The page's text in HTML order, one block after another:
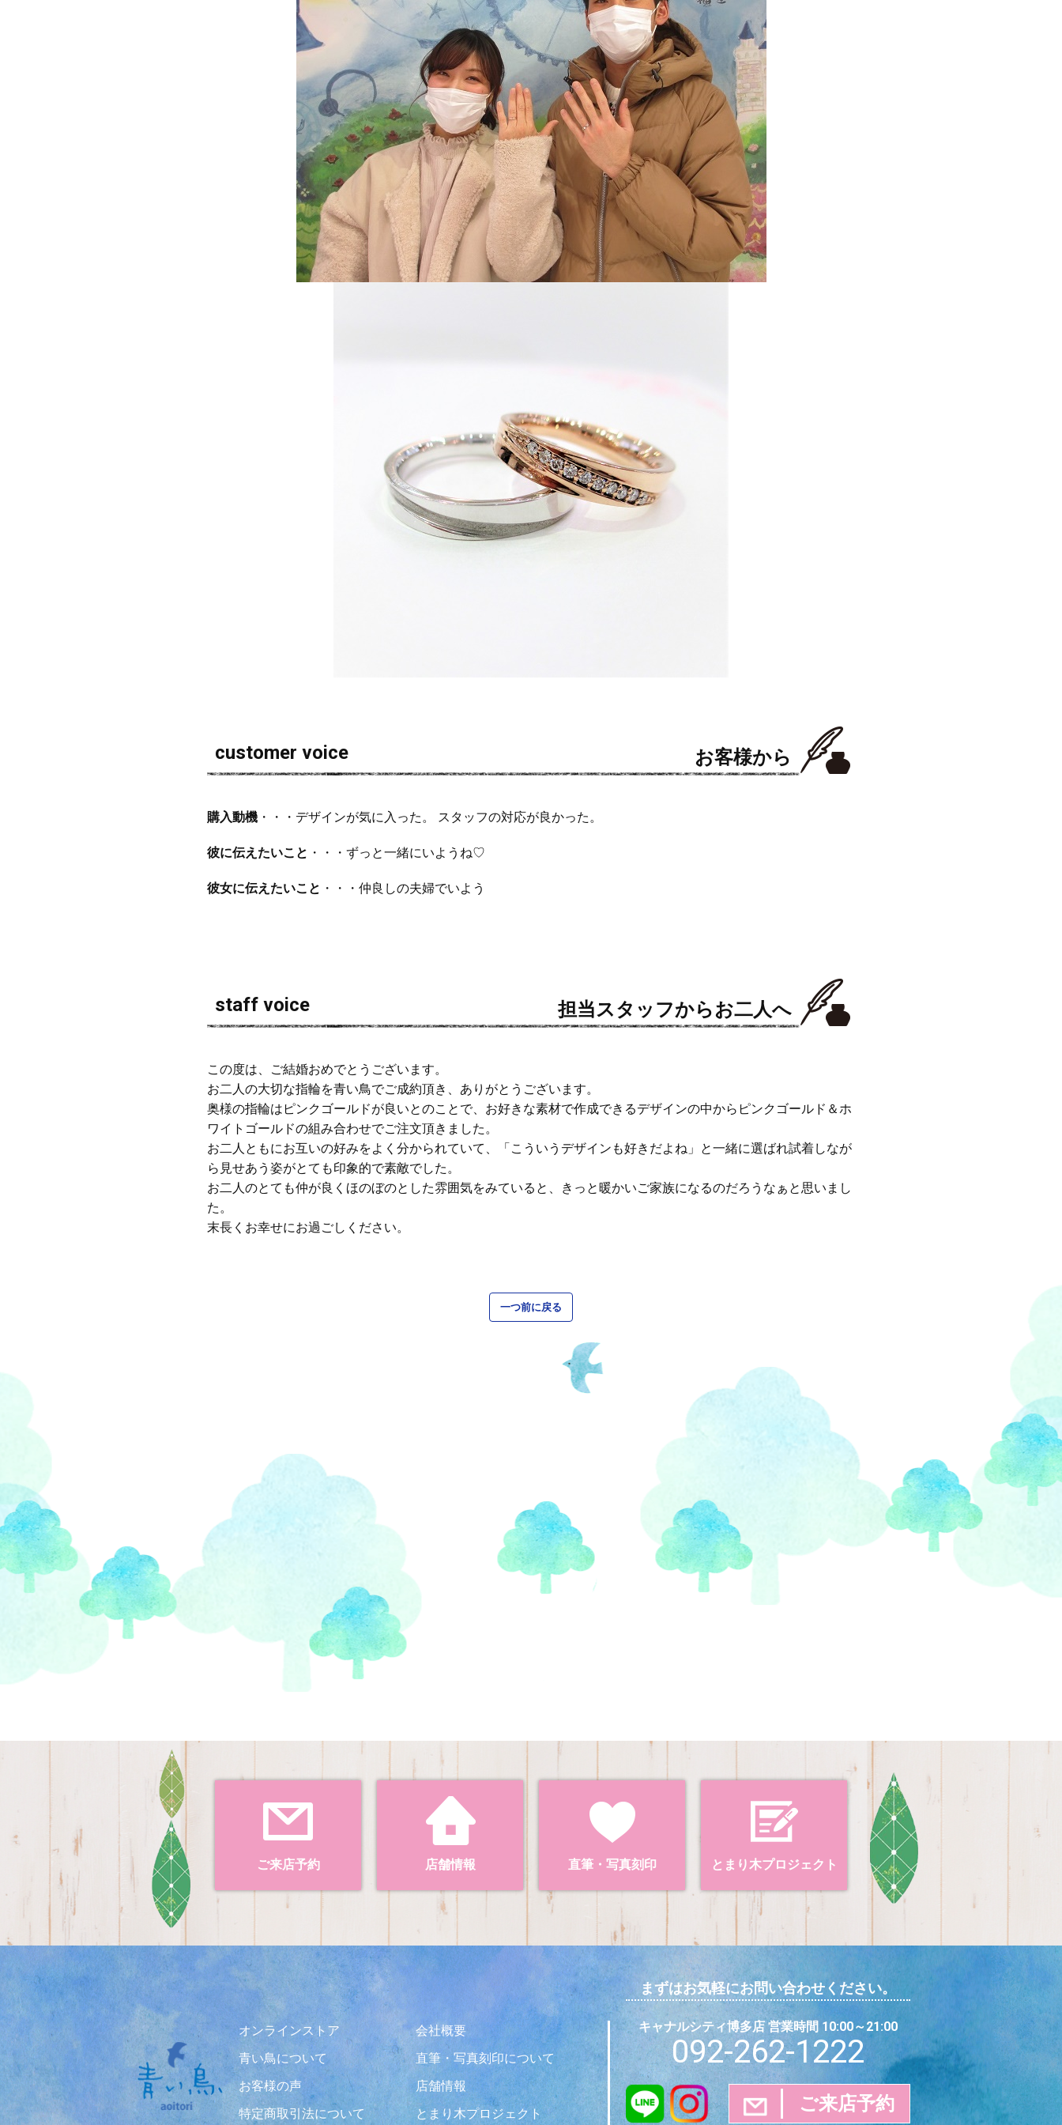
お客様から
customer voice
購入動機 ・・・デザインが気に入った。 スタッフの対応が良かった。
彼に伝えたいこと ・・・ずっと一緒にいようね♡
彼女に伝えたいこと ・・・仲良しの夫婦でいよう
担当スタッフからお二人へ
staff voice
この度は、ご結婚おめでとうございます。
お二人の大切な指輪を青い鳥でご成約頂き、ありがとうございます。
奥様の指輪はピンクゴールドが良いとのことで、お好きな素材で作成できるデザインの中からピンクゴールド＆ホ
ワイトゴールドの組み合わせでご注文頂きました。
お二人ともにお互いの好みをよく分かられていて、「こういうデザインも好きだよね」と一緒に選ばれ試着しなが
ら見せあう姿がとても印象的で素敵でした。
お二人のとても仲が良くほのぼのとした雰囲気をみていると、きっと暖かいご家族になるのだろうなぁと思いまし
た。
末長くお幸せにお過ごしください。
一つ前に戻る
ご来店予約 店舗情報 直筆・写真刻印 とまり木プロジェクト
オンラインストア
会社概要
青い鳥について
直筆・写真刻印について
お客様の声
店舗情報
特定商取引法について
とまり木プロジェクト
まずはお気軽にお問い合わせください。
キャナルシティ博多店 営業時間 10:00～21:00
092-262-1222
ご来店予約